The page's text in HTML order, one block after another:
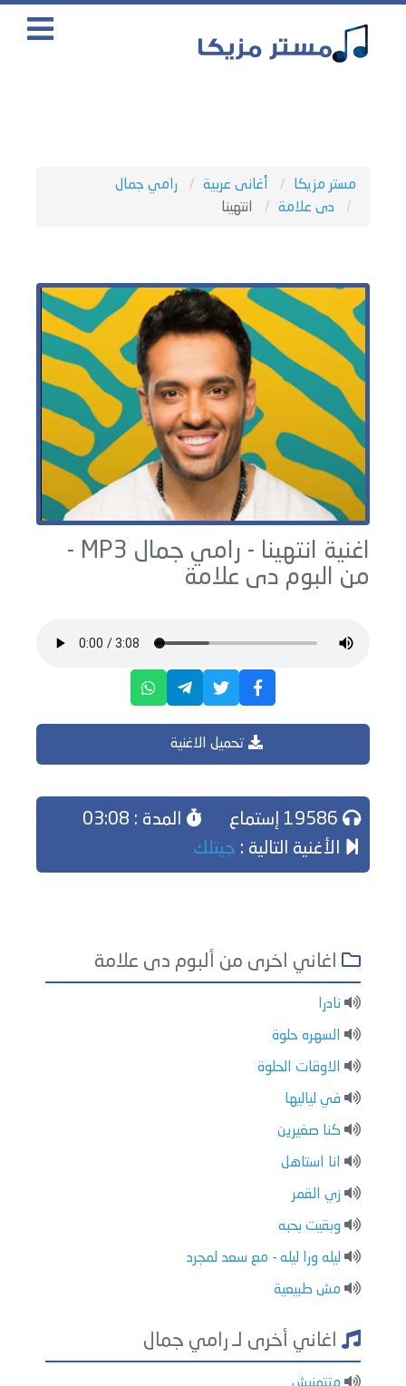
مستر مزيكا أغانى عربية
رامي جمال
دى علامة
انتهينا
اغنية انتهينا - رامي جمال
MP3 -
من البوم دى علامة
تحميل الاغنية
المدة : 03:08
الأغنية التالية : جيتلك
اغاني اخرى من ألبوم دى علامة
نادرا
السهره حلوة
الاوقات الحلوة
في لياليها
كنا صغيرين
انا استاهل
زي القمر
وبقيت بحبه
ليله ورا ليله - مع سعد لمجرد
مش طبيعية
اغاني أخرى لـ رامي جمال